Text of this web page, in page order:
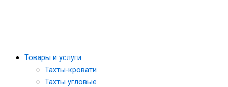
Товары и услуги
Тахты-кровати
Тахты угловые